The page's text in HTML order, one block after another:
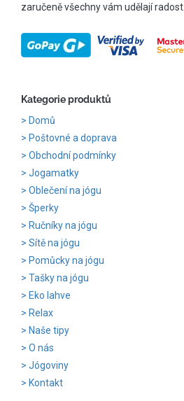
zaručeně všechny vám udělají radost.
Kategorie produktů
Domů
Poštovné a doprava
Obchodní podmínky
Jogamatky
Oblečení na jógu
Šperky
Ručníky na jógu
Sítě na jógu
Pomůcky na jógu
Tašky na jógu
Eko lahve
Relax
Naše tipy
O nás
Jógoviny
Kontakt